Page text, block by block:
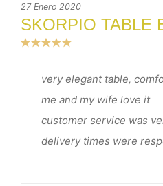
27 Enero 2020
SKORPIO TABLE
very elegant table,
me and my wife love it
customer service was
delivery times were